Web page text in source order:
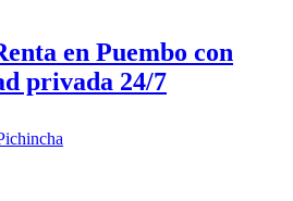
en Puembo con
privada 24/7